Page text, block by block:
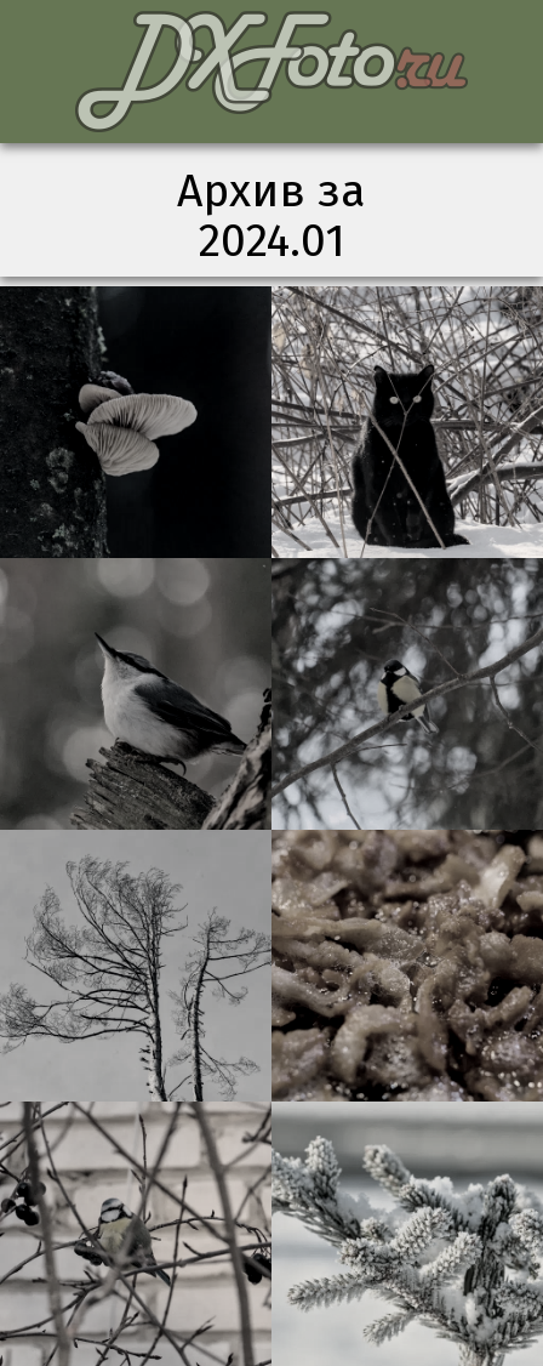
Архив за
2024.01